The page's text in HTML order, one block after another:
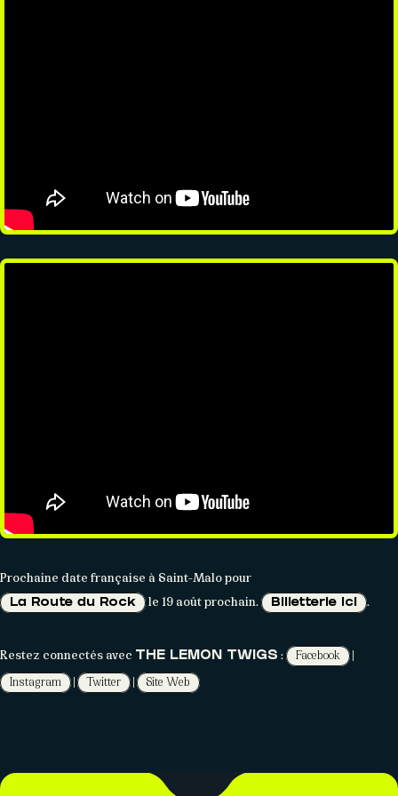
Réseaux sociaux Formulaire Partenaires
Prochaine date française à Saint-Malo pour
La Route du Rock le 19 août prochain. Billetterie ici .
Restez connectés avec THE LEMON TWIGS : Facebook |
Instagram | Twitter | Site Web